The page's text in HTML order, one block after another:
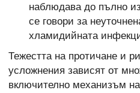
наблюдава до пълно
се говори за
хламидийната
Тежестта на протичане и
усложнения зависят от
включително механизъм